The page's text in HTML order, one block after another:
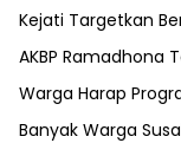
Kejati Targetkan
AKBP Ramadhona
Warga Harap
Banyak Warga